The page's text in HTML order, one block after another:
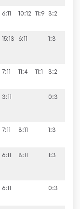
6:11 10:12 11:9 3:2
15:13 6:11 1:3
7:11 11:4 11:1 3:2
3:11 0:3
7:11 8:11 1:3
6:11 8:11 1:3
6:11 0:3